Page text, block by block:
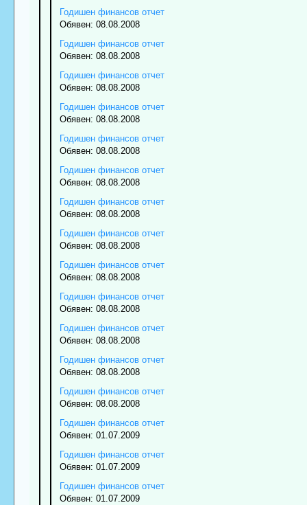
Годишен финансов отчет
Обявен: 08.08.2008
Годишен финансов отчет
Обявен: 08.08.2008
Годишен финансов отчет
Обявен: 08.08.2008
Годишен финансов отчет
Обявен: 08.08.2008
Годишен финансов отчет
Обявен: 08.08.2008
Годишен финансов отчет
Обявен: 08.08.2008
Годишен финансов отчет
Обявен: 08.08.2008
Годишен финансов отчет
Обявен: 08.08.2008
Годишен финансов отчет
Обявен: 08.08.2008
Годишен финансов отчет
Обявен: 08.08.2008
Годишен финансов отчет
Обявен: 08.08.2008
Годишен финансов отчет
Обявен: 08.08.2008
Годишен финансов отчет
Обявен: 08.08.2008
Годишен финансов отчет
Обявен: 01.07.2009
Годишен финансов отчет
Обявен: 01.07.2009
Годишен финансов отчет
Обявен: 01.07.2009